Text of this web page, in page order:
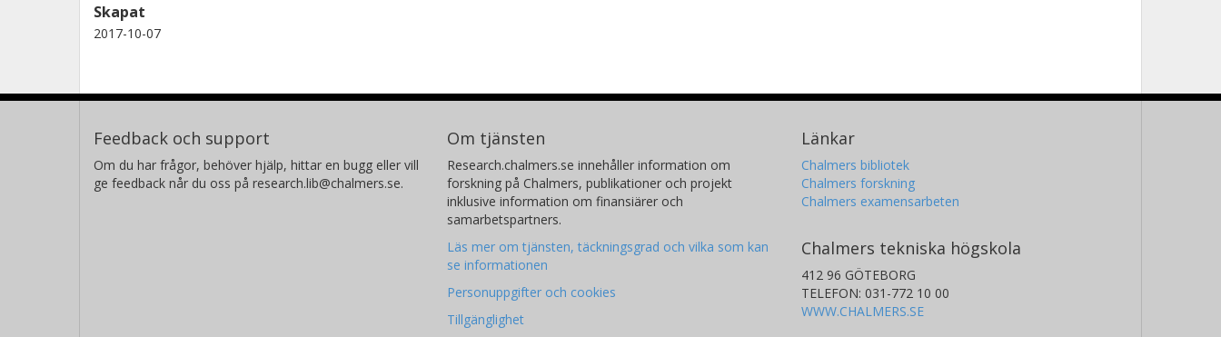
Skapat
2017-10-07
Feedback och support
Om du har frågor, behöver hjälp, hittar en bugg eller vill
ge feedback når du oss på research.lib@chalmers.se.
Om tjänsten
Research.chalmers.se innehåller information om
forskning på Chalmers, publikationer och projekt
inklusive information om finansiärer och
samarbetspartners.
Läs mer om tjänsten, täckningsgrad och vilka som kan
se informationen
Personuppgifter och cookies
Tillgänglighet
Länkar
Chalmers bibliotek
Chalmers forskning
Chalmers examensarbeten
Chalmers tekniska högskola
412 96 GÖTEBORG
TELEFON: 031-772 10 00
WWW.CHALMERS.SE